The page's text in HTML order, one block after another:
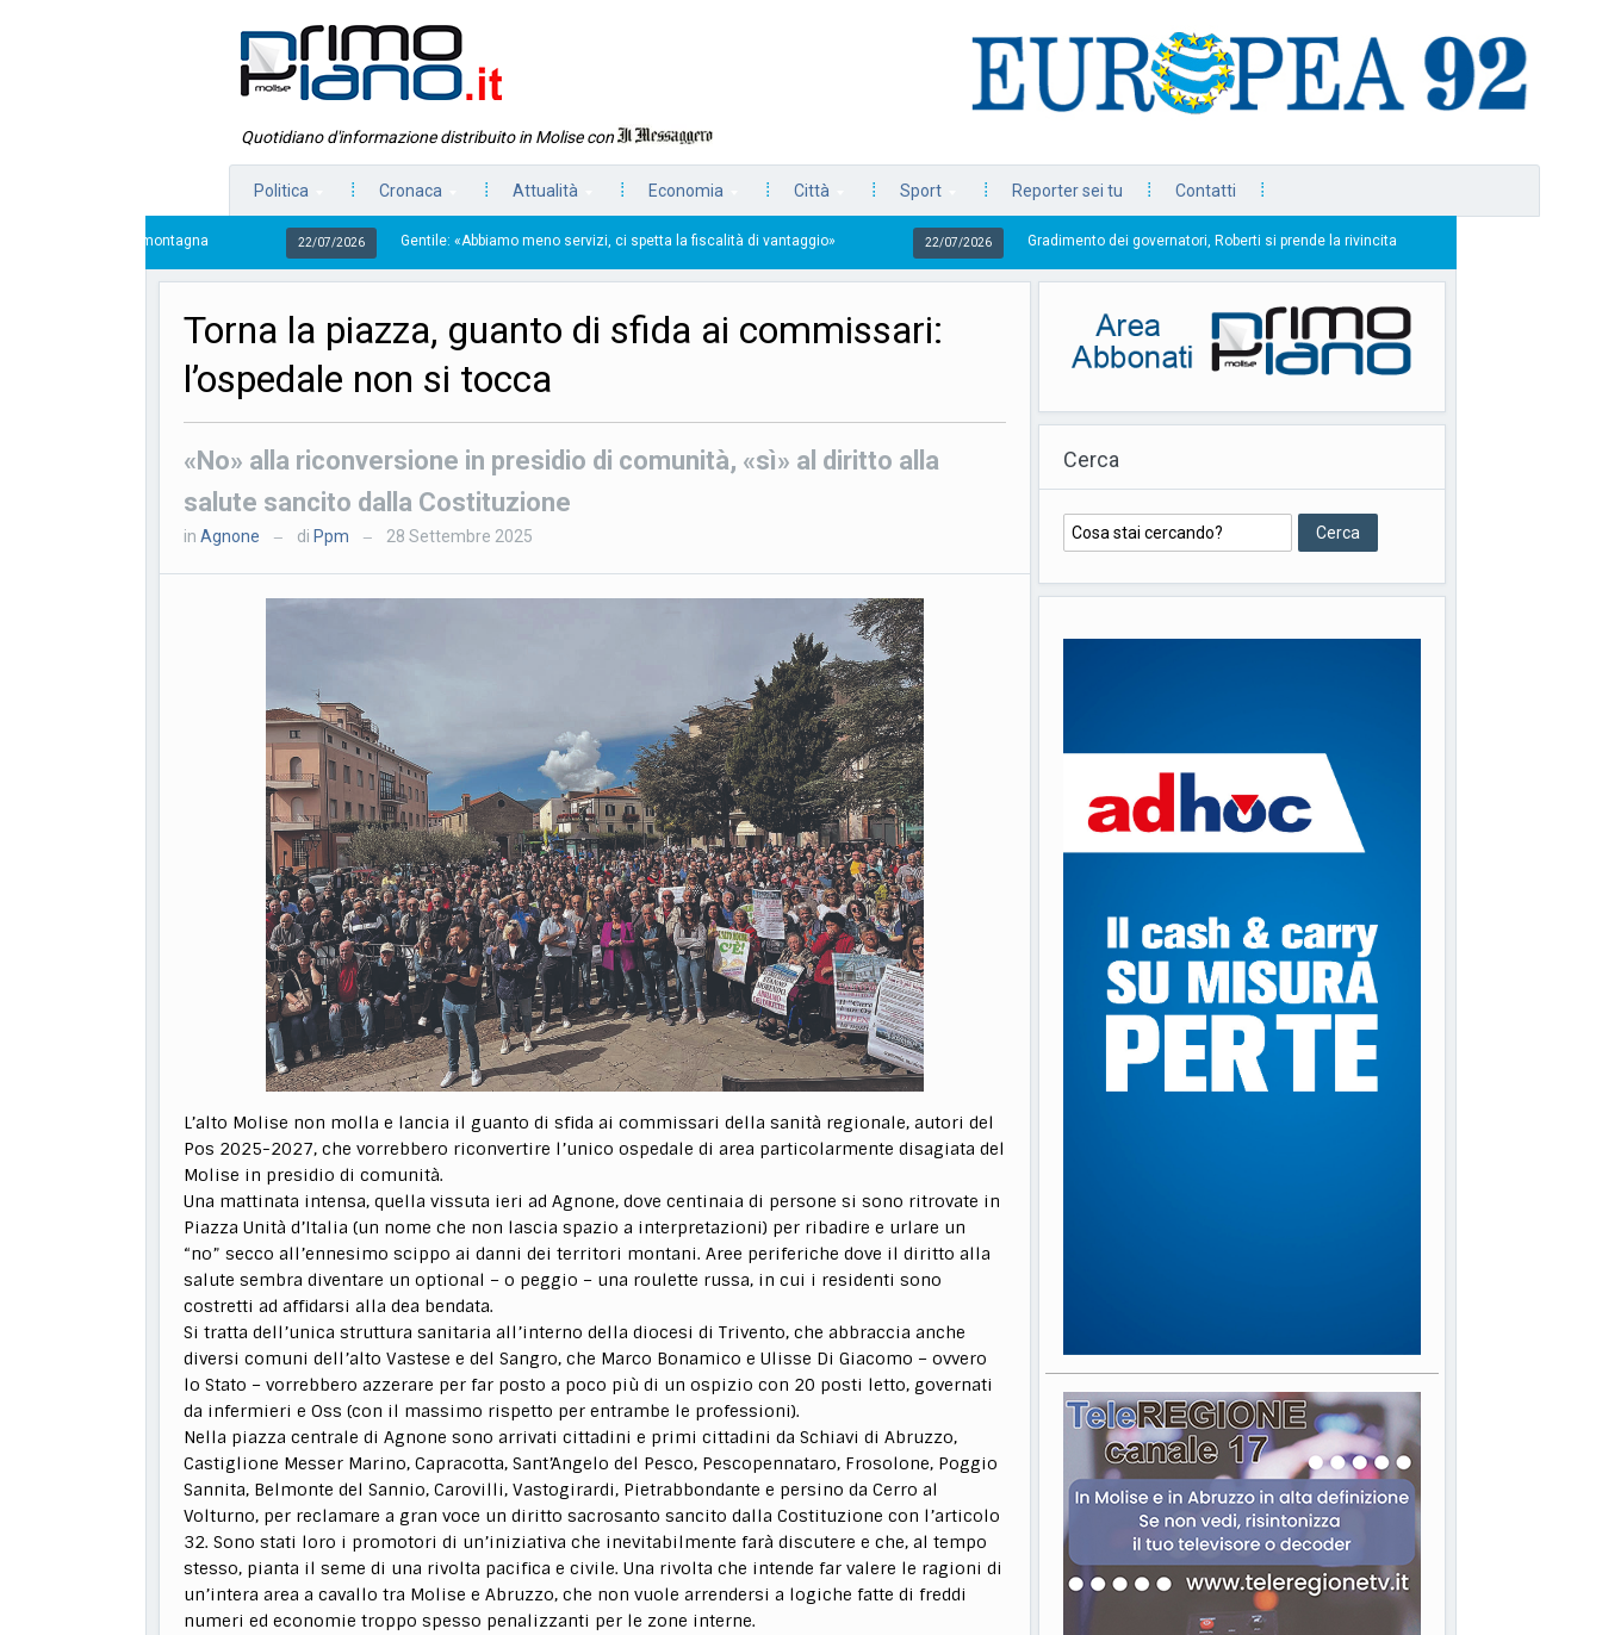
Quotidiano d'informazione distribuito in Molise con
Politica Cronaca Attualità Economia Città Sport Reporter sei tu Contatti
22/07/2026 Gentile: «Abbiamo meno servizi, ci spetta la fiscalità di vantaggio» 22/07/2026 Gradimento dei governatori, Roberti si prende la rivincita 22/07/2026
Torna la piazza, guanto di sfida ai commissari:
l’ospedale non si tocca
«No» alla riconversione in presidio di comunità, «sì» al diritto alla
salute sancito dalla Costituzione
in Agnone — di Ppm — 28 Settembre 2025
L’alto Molise non molla e lancia il guanto di sfida ai commissari della sanità regionale, autori del
Pos 2025-2027, che vorrebbero riconvertire l’unico ospedale di area particolarmente disagiata del
Molise in presidio di comunità.
Una mattinata intensa, quella vissuta ieri ad Agnone, dove centinaia di persone si sono ritrovate in
Piazza Unità d’Italia (un nome che non lascia spazio a interpretazioni) per ribadire e urlare un
“no” secco all’ennesimo scippo ai danni dei territori montani. Aree periferiche dove il diritto alla
salute sembra diventare un optional – o peggio – una roulette russa, in cui i residenti sono
costretti ad affidarsi alla dea bendata.
Si tratta dell’unica struttura sanitaria all’interno della diocesi di Trivento, che abbraccia anche
diversi comuni dell’alto Vastese e del Sangro, che Marco Bonamico e Ulisse Di Giacomo – ovvero
lo Stato – vorrebbero azzerare per far posto a poco più di un ospizio con 20 posti letto, governati
da infermieri e Oss (con il massimo rispetto per entrambe le professioni).
Nella piazza centrale di Agnone sono arrivati cittadini e primi cittadini da Schiavi di Abruzzo,
Castiglione Messer Marino, Capracotta, Sant’Angelo del Pesco, Pescopennataro, Frosolone, Poggio
Sannita, Belmonte del Sannio, Carovilli, Vastogirardi, Pietrabbondante e persino da Cerro al
Volturno, per reclamare a gran voce un diritto sacrosanto sancito dalla Costituzione con l’articolo
32. Sono stati loro i promotori di un’iniziativa che inevitabilmente farà discutere e che, al tempo
stesso, pianta il seme di una rivolta pacifica e civile. Una rivolta che intende far valere le ragioni di
un’intera area a cavallo tra Molise e Abruzzo, che non vuole arrendersi a logiche fatte di freddi
numeri ed economie troppo spesso penalizzanti per le zone interne.
Cerca